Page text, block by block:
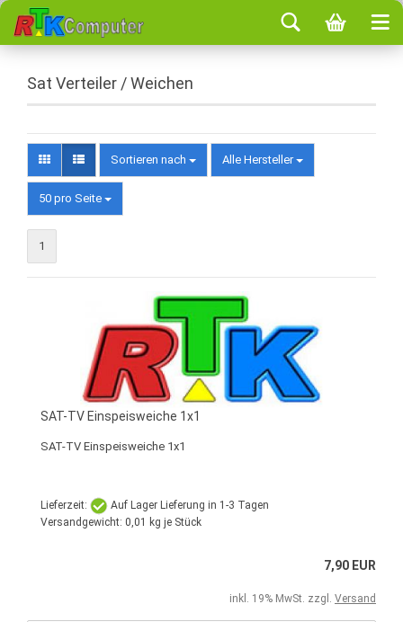
Sat Verteiler / Weichen
Sortieren nach Alle Hersteller
50 pro Seite
1
SAT-TV Einspeisweiche 1x1
SAT-TV Einspeisweiche 1x1
Lieferzeit:
Auf Lager Lieferung in 1-3 Tagen
Versandgewicht: 0,01 kg je Stück
7,90 EUR
inkl. 19% MwSt. zzgl. Versand